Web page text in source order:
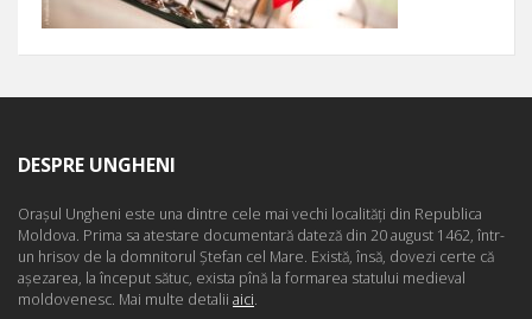
DESPRE UNGHENI
Oraşul Ungheni este una dintre cele mai vechi localităţi din Republica
Moldova. Prima sa atestare documentară dateză din 20 august 1462, într-
un hrisov de la domnitorul Ştefan cel Mare. Există, însă, dovezi certe că
aşezarea, la început sătuc, exista pînă la formarea statului medieval
moldovenesc. Mai multe detalii aici.